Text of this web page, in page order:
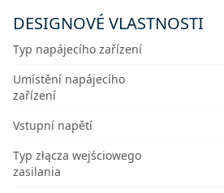
DESIGNOVÉ VLASTNOSTI
Typ napájecího zařízení
Umístění napájecího
zařízení
Vstupní napětí
Typ złącza wejściowego
zasilania